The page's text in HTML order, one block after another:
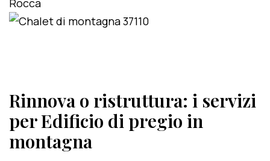
Rinnova o ristruttura: i servizi
per Edificio di pregio in
montagna